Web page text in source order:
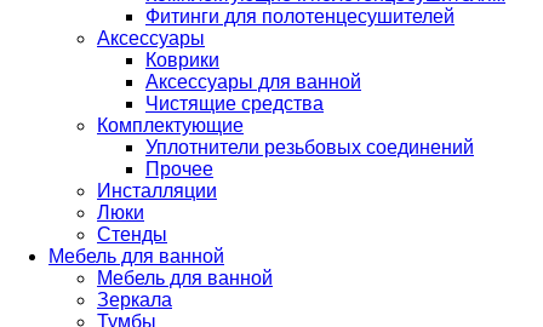
Фитинги для полотенцесушителей
Аксессуары
Коврики
Аксессуары для ванной
Чистящие средства
Комплектующие
Уплотнители резьбовых соединений
Прочее
Инсталляции
Люки
Стенды
Мебель для ванной
Мебель для ванной
Зеркала
Тумбы